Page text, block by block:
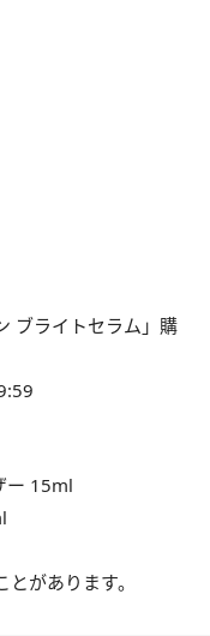
ブライトセラム」購
ー 15ml
があります。